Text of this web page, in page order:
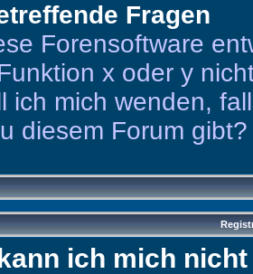
Fragen
Forensoftware
x oder y
ich mich wenden,
diesem Forum gibt?
ich mich